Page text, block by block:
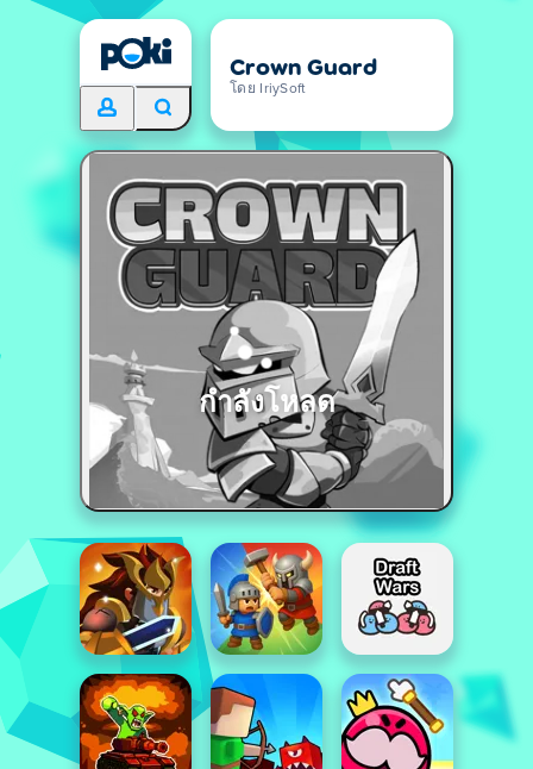
Crown Guard
โดย IriySoft
กำลังโหลด